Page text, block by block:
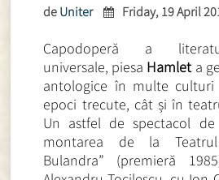
de Uniter Friday, 19 April
Capodoperă a
universale, piesa Hamlet a
antologice în multe
epoci trecute, cât și în
Un astfel de spectacol
montarea de la Teatrul
Bulandra” (premieră